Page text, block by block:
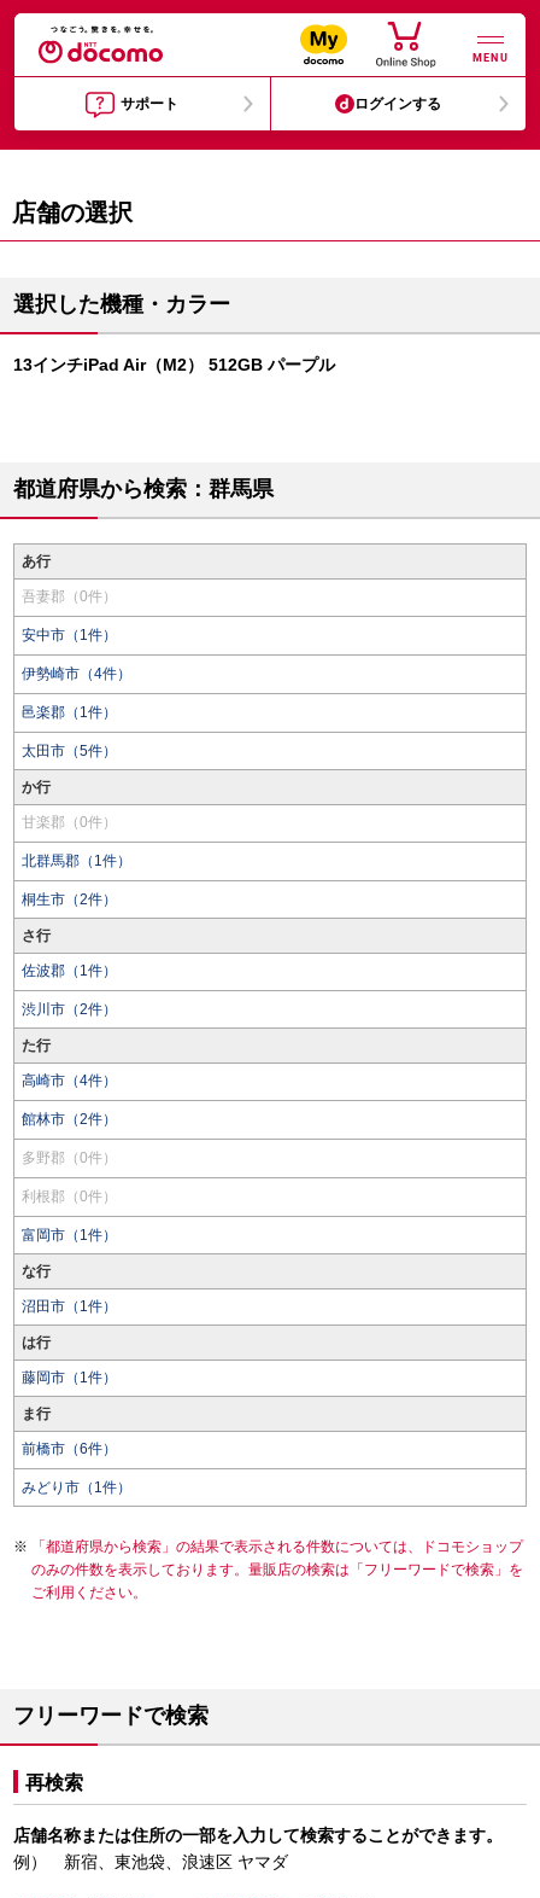
MENU
サポート ログインする
店舗の選択
選択した機種・カラー
13インチiPad Air（M2） 512GB パープル
都道府県から検索：群馬県
あ行
吾妻郡（0件）
安中市（1件）
伊勢崎市（4件）
邑楽郡（1件）
太田市（5件）
か行
甘楽郡（0件）
北群馬郡（1件）
桐生市（2件）
さ行
佐波郡（1件）
渋川市（2件）
た行
高崎市（4件）
館林市（2件）
多野郡（0件）
利根郡（0件）
富岡市（1件）
な行
沼田市（1件）
は行
藤岡市（1件）
ま行
前橋市（6件）
みどり市（1件）
「都道府県から検索」の結果で表示される件数については、ドコモショップ
のみの件数を表示しております。量販店の検索は「フリーワードで検索」を
ご利用ください。
フリーワードで検索
再検索
店舗名称または住所の一部を入力して検索することができます。
例） 新宿、東池袋、浪速区 ヤマダ